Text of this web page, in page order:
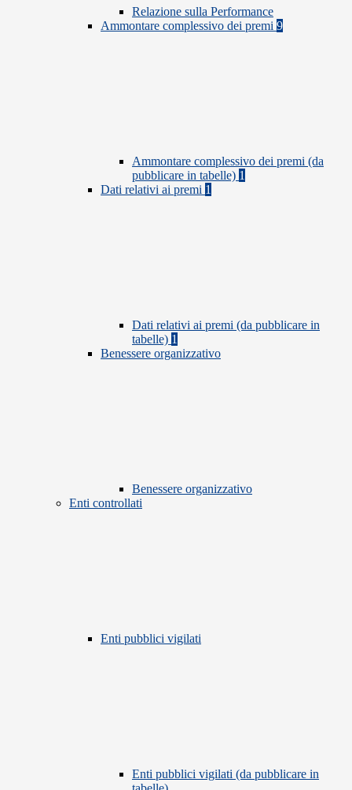
Relazione sulla Performance
Ammontare complessivo dei premi 9
Ammontare complessivo dei premi (da
pubblicare in tabelle) 1
Dati relativi ai premi 1
Dati relativi ai premi (da pubblicare in
tabelle) 1
Benessere organizzativo
Benessere organizzativo
Enti controllati
Enti pubblici vigilati
Enti pubblici vigilati (da pubblicare in